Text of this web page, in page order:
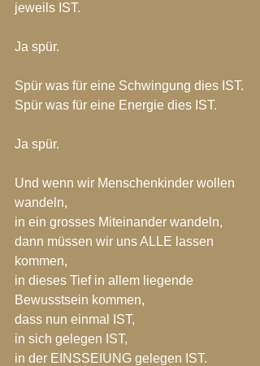
jeweils IST.
Ja spür.
Spür was für eine Schwingung dies IST.
Spür was für eine Energie dies IST.
Ja spür.
Und wenn wir Menschenkinder wollen
wandeln,
in ein grosses Miteinander wandeln,
dann müssen wir uns ALLE lassen
kommen,
in dieses Tief in allem liegende
Bewusstsein kommen,
dass nun einmal IST,
in sich gelegen IST,
in der EINSSEIUNG gelegen IST.